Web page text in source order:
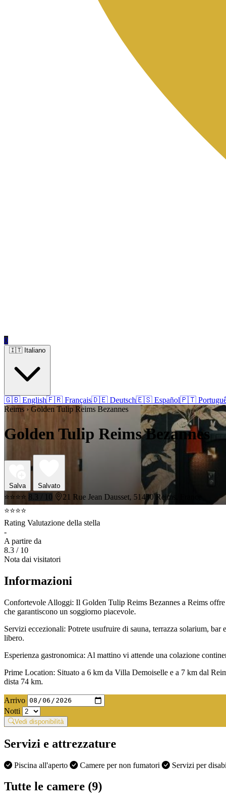
0
🇬🇧 English🇫🇷 Français🇩🇪 Deutsch🇪🇸 Español🇵🇹
Reims › Golden Tulip Reims Bezannes
Golden Tulip Reims Bezannes
Salva Salvato
⭐⭐⭐⭐ 8.3 / 10
21 Rue Jean Dausset, 51430 Reims, France
⭐⭐⭐⭐
Rating Valutazione della stella
-
A partire da
8.3 / 10
Nota dai visitatori
Informazioni
Confortevole Alloggi: Il Golden Tulip Reims Bezannes a Reims
che garantiscono un soggiorno piacevole.
Servizi eccezionali: Potrete usufruire di sauna, terrazza solarium,
libero.
Esperienza gastronomica: Al mattino vi attende una colazione
Prime Location: Situato a 6 km da Villa Demoiselle e a 7 km dal
dista 74 km.
Arrivo
Notti
Vedi disponibilità
Servizi e attrezzature
Piscina all'aperto Camere per non fumatori Servizi per
Tutte le camere (9)